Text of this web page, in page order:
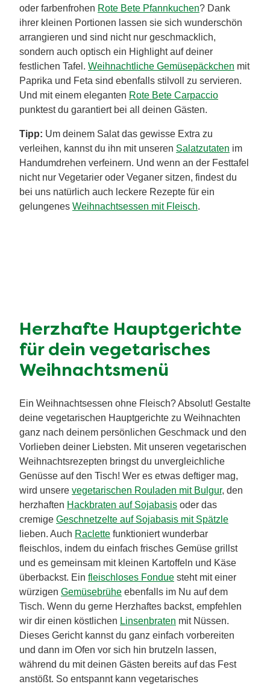
oder farbenfrohen Rote Bete Pfannkuchen? Dank
ihrer kleinen Portionen lassen sie sich wunderschön
arrangieren und sind nicht nur geschmacklich,
sondern auch optisch ein Highlight auf deiner
festlichen Tafel. Weihnachtliche Gemüsepäckchen mit
Paprika und Feta sind ebenfalls stilvoll zu servieren.
Und mit einem eleganten Rote Bete Carpaccio
punktest du garantiert bei all deinen Gästen.
Tipp: Um deinem Salat das gewisse Extra zu
verleihen, kannst du ihn mit unseren Salatzutaten im
Handumdrehen verfeinern. Und wenn an der Festtafel
nicht nur Vegetarier oder Veganer sitzen, findest du
bei uns natürlich auch leckere Rezepte für ein
gelungenes Weihnachtsessen mit Fleisch.
Herzhafte Hauptgerichte
für dein vegetarisches
Weihnachtsmenü
Ein Weihnachtsessen ohne Fleisch? Absolut! Gestalte
deine vegetarischen Hauptgerichte zu Weihnachten
ganz nach deinem persönlichen Geschmack und den
Vorlieben deiner Liebsten. Mit unseren vegetarischen
Weihnachtsrezepten bringst du unvergleichliche
Genüsse auf den Tisch! Wer es etwas deftiger mag,